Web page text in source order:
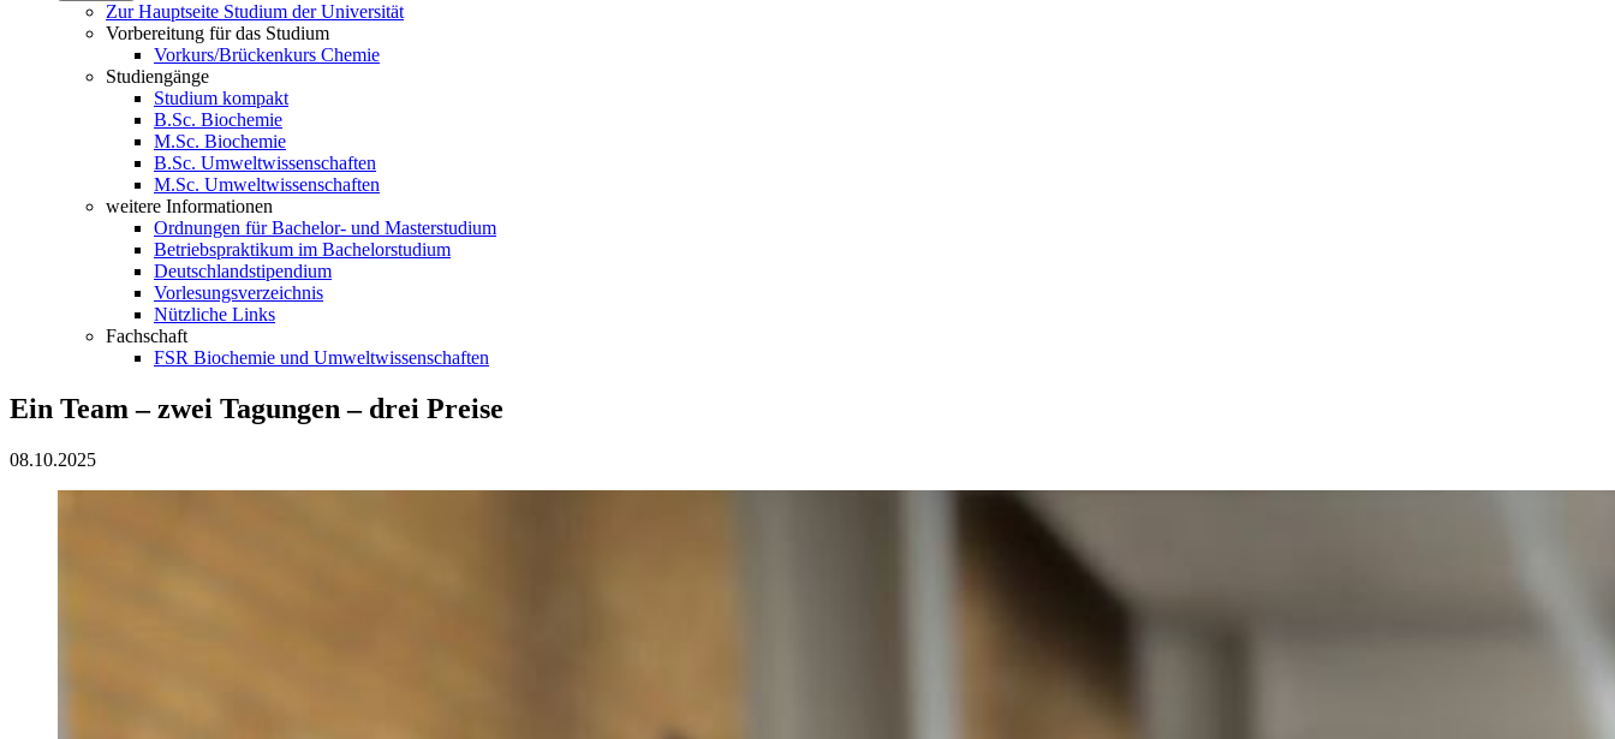
Zur Hauptseite Studium der Universität
Vorbereitung für das Studium
Vorkurs/Brückenkurs Chemie
Studiengänge
Studium kompakt
B.Sc. Biochemie
M.Sc. Biochemie
B.Sc. Umweltwissenschaften
M.Sc. Umweltwissenschaften
weitere Informationen
Ordnungen für Bachelor- und Masterstudium
Betriebspraktikum im Bachelorstudium
Deutschlandstipendium
Vorlesungsverzeichnis
Nützliche Links
Fachschaft
FSR Biochemie und Umweltwissenschaften
Ein Team – zwei Tagungen – drei Preise
08.10.2025